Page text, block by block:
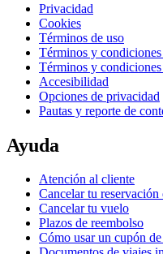
Privacidad
Cookies
Términos de uso
Términos y
Términos y
Accesibilidad
Opciones de privacidad
Pautas y reporte de
Ayuda
Atención al cliente
Cancelar tu
Cancelar tu vuelo
Plazos de reembolso
Cómo usar un cupón